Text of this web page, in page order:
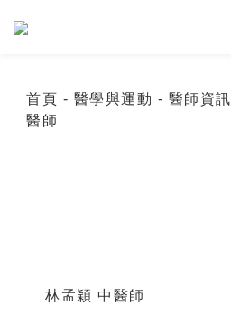
首頁 - 醫學與運動 - 醫師資訊
醫師
林孟穎 中醫師